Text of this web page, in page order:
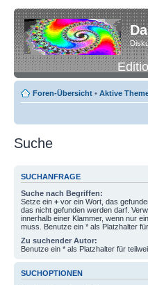
Foren-Übersicht • Aktive
Suche
SUCHANFRAGE
Suche nach Begriffen:
Setze ein + vor ein Wort, das
das nicht gefunden werden darf.
innerhalb einer Klammer, wenn nur
muss. Benutze ein * als Platzhalter
Zu suchender Autor:
Benutze ein * als Platzhalter für
SUCHOPTIONEN